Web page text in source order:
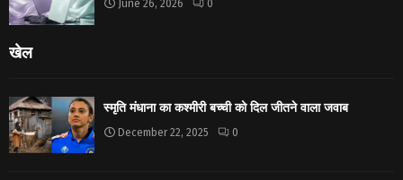
June 26, 2026 0
खेल
स्मृति मंधाना का कश्मीरी बच्ची को दिल जीतने वाला जवाब
December 22, 2025 0